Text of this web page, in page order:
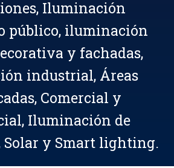
Iluminación
público, iluminación
y fachadas,
industrial, Áreas
Comercial y
Iluminación de
Solar y Smart lighting.